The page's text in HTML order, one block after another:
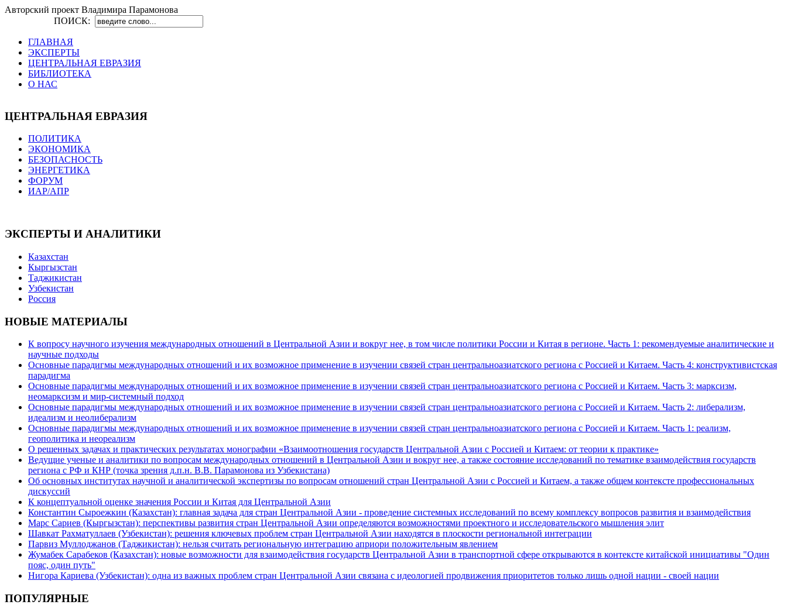
Авторский проект Владимира Парамонова
ПОИСК:
ГЛАВНАЯ
ЭКСПЕРТЫ
ЦЕНТРАЛЬНАЯ ЕВРАЗИЯ
БИБЛИОТЕКА
О НАС
ЦЕНТРАЛЬНАЯ ЕВРАЗИЯ
ПОЛИТИКА
ЭКОНОМИКА
БЕЗОПАСНОСТЬ
ЭНЕРГЕТИКА
ФОРУМ
ИАР/АПР
ЭКСПЕРТЫ И АНАЛИТИКИ
Казахстан
Кыргызстан
Таджикистан
Узбекистан
Россия
НОВЫЕ МАТЕРИАЛЫ
К вопросу научного изучения международных отношений в Центральной Азии и вокруг нее, в том числе политики России и Китая в регионе. Часть 1: рекомендуемые аналитические и
научные подходы
Основные парадигмы международных отношений и их возможное применение в изучении связей стран центральноазиатского региона с Россией и Китаем. Часть 4: конструктивистская
парадигма
Основные парадигмы международных отношений и их возможное применение в изучении связей стран центральноазиатского региона с Россией и Китаем. Часть 3: марксизм,
неомарксизм и мир-системный подход
Основные парадигмы международных отношений и их возможное применение в изучении связей стран центральноазиатского региона с Россией и Китаем. Часть 2: либерализм,
идеализм и неолиберализм
Основные парадигмы международных отношений и их возможное применение в изучении связей стран центральноазиатского региона с Россией и Китаем. Часть 1: реализм,
геополитика и неореализм
О решенных задачах и практических результатах монографии «Взаимоотношения государств Центральной Азии с Россией и Китаем: от теории к практике»
Ведущие ученые и аналитики по вопросам международных отношений в Центральной Азии и вокруг нее, а также состояние исследований по тематике взаимодействия государств
региона с РФ и КНР (точка зрения д.п.н. В.В. Парамонова из Узбекистана)
Об основных институтах научной и аналитической экспертизы по вопросам отношений стран Центральной Азии с Россией и Китаем, а также общем контексте профессиональных
дискуссий
К концептуальной оценке значения России и Китая для Центральной Азии
Константин Сыроежкин (Казахстан): главная задача для стран Центральной Азии - проведение системных исследований по всему комплексу вопросов развития и взаимодействия
Марс Сариев (Кыргызстан): перспективы развития стран Центральной Азии определяются возможностями проектного и исследовательского мышления элит
Шавкат Рахматуллаев (Узбекистан): решения ключевых проблем стран Центральной Азии находятся в плоскости региональной интеграции
Парвиз Муллоджанов (Таджикистан): нельзя считать региональную интеграцию априори положительным явлением
Жумабек Сарабеков (Казахстан): новые возможности для взаимодействия государств Центральной Азии в транспортной сфере открываются в контексте китайской инициативы "Один
пояс, один путь"
Нигора Кариева (Узбекистан): одна из важных проблем стран Центральной Азии связана с идеологией продвижения приоритетов только лишь одной нации - своей нации
ПОПУЛЯРНЫЕ